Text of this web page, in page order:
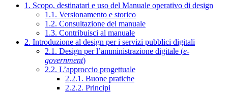
1. Scopo, destinatari e uso del Manuale operativo di design
1.1. Versionamento e storico
1.2. Consultazione del manuale
1.3. Contribuisci al manuale
2. Introduzione al design per i servizi pubblici digitali
2.1. Design per l’amministrazione digitale (e-
government)
2.2. L’approccio progettuale
2.2.1. Buone pratiche
2.2.2. Principi